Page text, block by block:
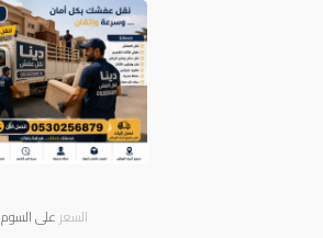
السعر على السوم